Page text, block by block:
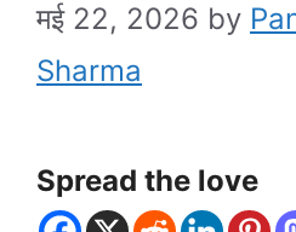
मई 22, 2026 by
Sharma
Spread the love